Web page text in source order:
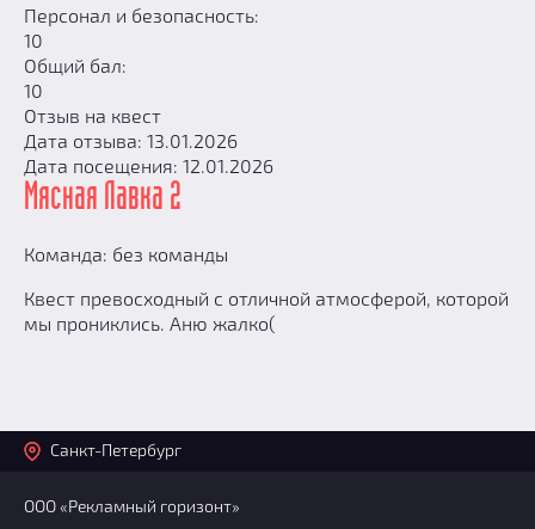
Персонал и безопасность:
10
Общий бал:
10
Отзыв на квест
Дата отзыва: 13.01.2026
Дата посещения: 12.01.2026
Мясная Лавка 2
Команда: без команды
Квест превосходный с отличной атмосферой, которой
мы прониклись. Аню жалко(
Санкт-Петербург
ООО «Рекламный горизонт»